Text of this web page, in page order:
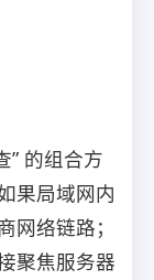
” 的组合方
果局域网内
络链路；
聚焦服务器